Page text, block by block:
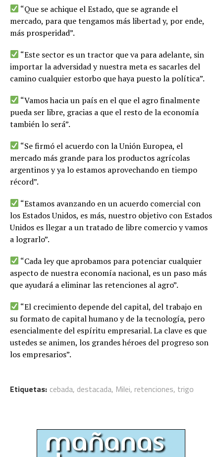
“Que se achique el Estado, que se agrande el
mercado, para que tengamos más libertad y, por ende,
más prosperidad”.
“Este sector es un tractor que va para adelante, sin
importar la adversidad y nuestra meta es sacarles del
camino cualquier estorbo que haya puesto la política”.
“Vamos hacia un país en el que el agro finalmente
pueda ser libre, gracias a que el resto de la economía
también lo será”.
“Se firmó el acuerdo con la Unión Europea, el
mercado más grande para los productos agrícolas
argentinos y ya lo estamos aprovechando en tiempo
récord”.
“Estamos avanzando en un acuerdo comercial con
los Estados Unidos, es más, nuestro objetivo con Estados
Unidos es llegar a un tratado de libre comercio y vamos
a lograrlo”.
“Cada ley que aprobamos para potenciar cualquier
aspecto de nuestra economía nacional, es un paso más
que ayudará a eliminar las retenciones al agro”.
“El crecimiento depende del capital, del trabajo en
su formato de capital humano y de la tecnología, pero
esencialmente del espíritu empresarial. La clave es que
ustedes se animen, los grandes héroes del progreso son
los empresarios”.
Etiquetas: cebada, destacada, Milei, retenciones, trigo